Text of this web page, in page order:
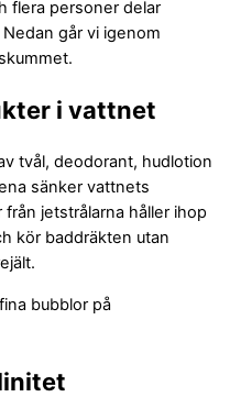
flera personer delar
går vi igenom
i vattnet
tvål, deodorant, hudlotion
sänker vattnets
jetstrålarna håller ihop
kör baddräkten utan